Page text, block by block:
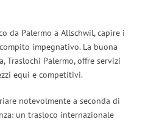
da Palermo a Allschwil, capire i
impegnativo. La buona
Traslochi Palermo, offre servizi
equi e competitivi.
notevolmente a seconda di
un trasloco internazionale